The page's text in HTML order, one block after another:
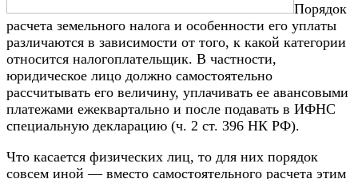
Порядок
расчета земельного налога и особенности его уплаты
различаются в зависимости от того, к какой категории
относится налогоплательщик. В частности,
юридическое лицо должно самостоятельно
рассчитывать его величину, уплачивать ее авансовыми
платежами ежеквартально и после подавать в ИФНС
специальную декларацию (ч. 2 ст. 396 НК РФ).
Что касается физических лиц, то для них порядок
совсем иной — вместо самостоятельного расчета этим